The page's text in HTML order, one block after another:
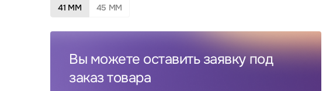
41 MM 45 MM
Вы можете оставить заявку под
заказ товара